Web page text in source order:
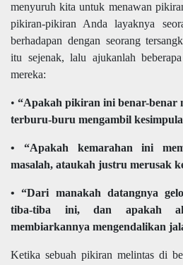
menyuruh kita untuk menawan
pikiran-pikiran Anda layaknya
berhadapan dengan seorang
itu sejenak, lalu ajukanlah
mereka:
• “Apakah pikiran ini benar-benar
terburu-buru mengambil
• “Apakah kemarahan ini
masalah, ataukah justru merusak
• “Dari manakah datangnya
tiba-tiba ini, dan apakah
membiarkannya mengendalikan
Ketika sebuah pikiran melintas di